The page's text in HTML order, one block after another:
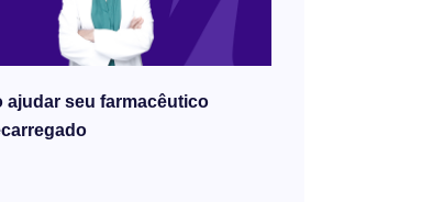
ajudar seu farmacêutico